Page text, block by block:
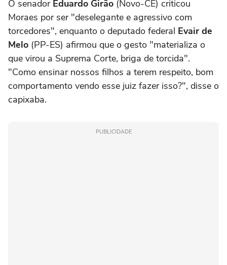
O senador Eduardo Girão (Novo-CE) criticou
Moraes por ser "deselegante e agressivo com
torcedores", enquanto o deputado federal Evair de
Melo (PP-ES) afirmou que o gesto "materializa o
que virou a Suprema Corte, briga de torcida".
"Como ensinar nossos filhos a terem respeito, bom
comportamento vendo esse juiz fazer isso?", disse o
capixaba.
PUBLICIDADE